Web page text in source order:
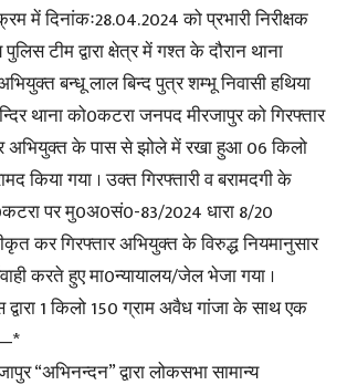
में दिनांकः28.04.2024 को प्रभारी निरीक्षक
टीम द्वारा क्षेत्र में गश्त के दौरान थाना
बन्धू लाल बिन्द पुत्र शम्भू निवासी हथिया
थाना को0कटरा जनपद मीरजापुर को गिरफ्तार
अभियुक्त के पास से झोले में रखा हुआ 06 किलो
किया गया । उक्त गिरफ्तारी व बरामदगी के
पर मु0अ0सं0-83/2024 धारा 8/20
कर गिरफ्तार अभियुक्त के विरुद्ध नियमानुसार
करते हुए मा0न्यायालय/जेल भेजा गया ।
द्वारा 1 किलो 150 ग्राम अवैध गांजा के साथ एक
“अभिनन्दन” द्वारा लोकसभा सामान्य